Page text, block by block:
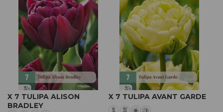
X 7 TULIPA ALISON
BRADLEY
X 7 TULIPA AVANT GARDE